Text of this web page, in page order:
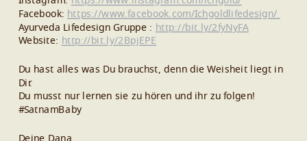
Facebook: https://www.facebook.com/Ichgoldlifedesign/
Ayurveda Lifedesign Gruppe : http://bit.ly/2fyNyFA
Website: http://bit.ly/2BpjEPE
Du hast alles was Du brauchst, denn die Weisheit liegt in
Dir.
Du musst nur lernen sie zu hören und ihr zu folgen!
#SatnamBaby
Deine Dana